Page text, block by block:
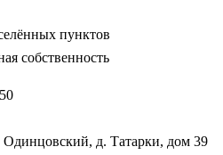
пунктов
собственность
д. Татарки, дом 39